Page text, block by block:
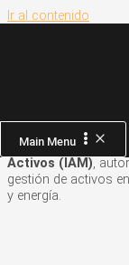
Ir al contenido
Main Menu
Confipetrol es
Activos (IAM) ,
gestión de activos
y energía.